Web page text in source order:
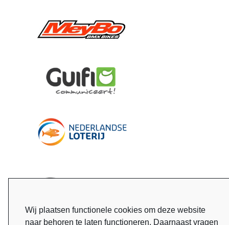
Wij plaatsen functionele cookies om deze website
naar behoren te laten functioneren. Daarnaast vragen